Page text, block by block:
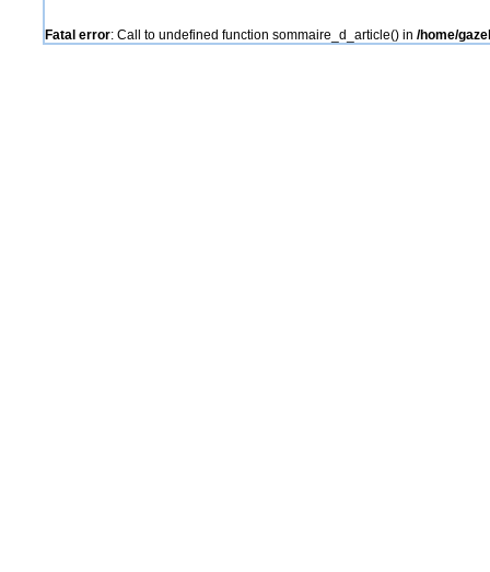
Fatal error: Call to undefined function sommaire_d_article() in /home/